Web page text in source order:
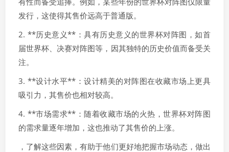
发行，这使得其售价远高于普通版。
2. **历史意义**：具有历史意义的世界杯对阵图，如首
届世界杯、决赛对阵图等，因其独特的历史价值而备受关
注。
3. **设计水平**：设计精美的对阵图在收藏市场上更具
吸引力，其售价也相对较高。
4. **市场需求**：随着收藏市场的火热，世界杯对阵图
的需求量逐年增加，这也推动了其售价的上涨。
，了解这些因素，有助于他们更好地把握市场动态，做出